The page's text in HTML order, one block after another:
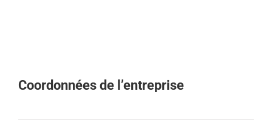
Coordonnées de l’entreprise